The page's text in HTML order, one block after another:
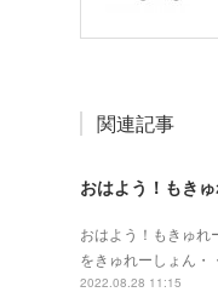
関連記事
おはよう！もき
おはよう！もきゅ
をきゅれーしょん・
2022.08.28 11:15